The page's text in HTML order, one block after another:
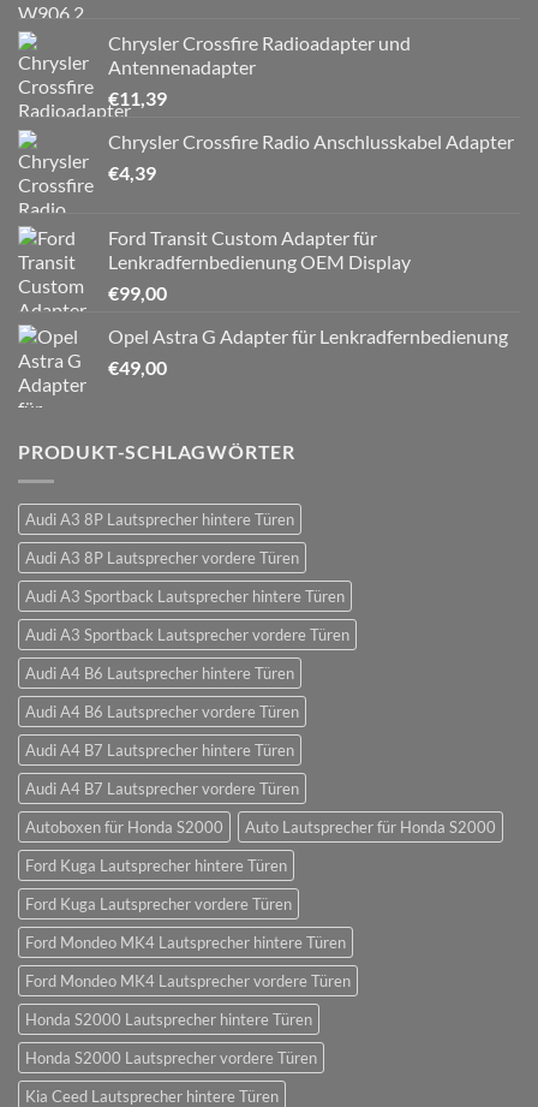
Chrysler Crossfire Radioadapter und
Antennenadapter
€11,39
Chrysler Crossfire Radio Anschlusskabel Adapter
€4,39
Ford Transit Custom Adapter für
Lenkradfernbedienung OEM Display
€99,00
Opel Astra G Adapter für Lenkradfernbedienung
€49,00
PRODUKT-SCHLAGWÖRTER
Audi A3 8P Lautsprecher hintere Türen
Audi A3 8P Lautsprecher vordere Türen
Audi A3 Sportback Lautsprecher hintere Türen
Audi A3 Sportback Lautsprecher vordere Türen
Audi A4 B6 Lautsprecher hintere Türen
Audi A4 B6 Lautsprecher vordere Türen
Audi A4 B7 Lautsprecher hintere Türen
Audi A4 B7 Lautsprecher vordere Türen
Autoboxen für Honda S2000
Auto Lautsprecher für Honda S2000
Ford Kuga Lautsprecher hintere Türen
Ford Kuga Lautsprecher vordere Türen
Ford Mondeo MK4 Lautsprecher hintere Türen
Ford Mondeo MK4 Lautsprecher vordere Türen
Honda S2000 Lautsprecher hintere Türen
Honda S2000 Lautsprecher vordere Türen
Kia Ceed Lautsprecher hintere Türen